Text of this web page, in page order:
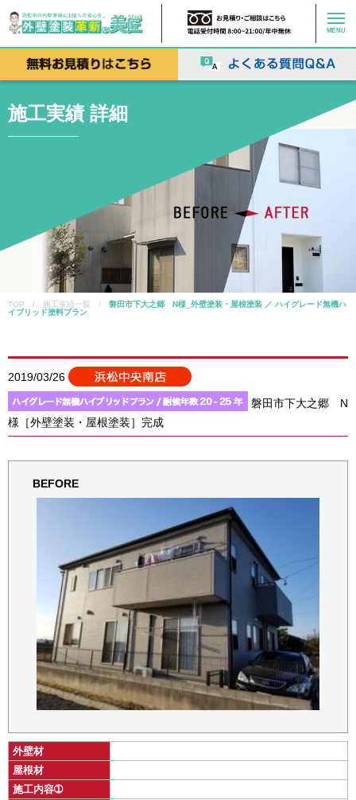
MENU
施工実績 詳細
TOP / 施工実績一覧 / 磐田市下大之郷 N様_外壁塗装・屋根塗装 ／ ハイグレード無機ハ
イブリッド塗料プラン
2019/03/26
磐田市下大之郷 N
様［外壁塗装・屋根塗装］完成
BEFORE
外壁材
屋根材
施工内容➀